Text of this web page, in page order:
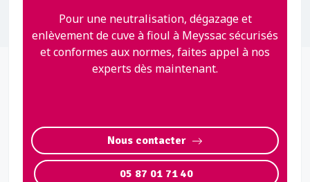
Pour une neutralisation, dégazage et
enlèvement de cuve à fioul à Meyssac sécurisés
et conformes aux normes, faites appel à nos
experts dès maintenant.
Nous contacter
05 87 01 71 40